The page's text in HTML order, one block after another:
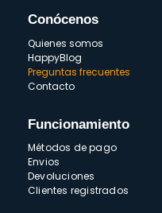
Conócenos
Quienes somos
HappyBlog
Preguntas frecuentes
Contacto
Funcionamiento
Métodos de pago
Envios
Devoluciones
Clientes registrados